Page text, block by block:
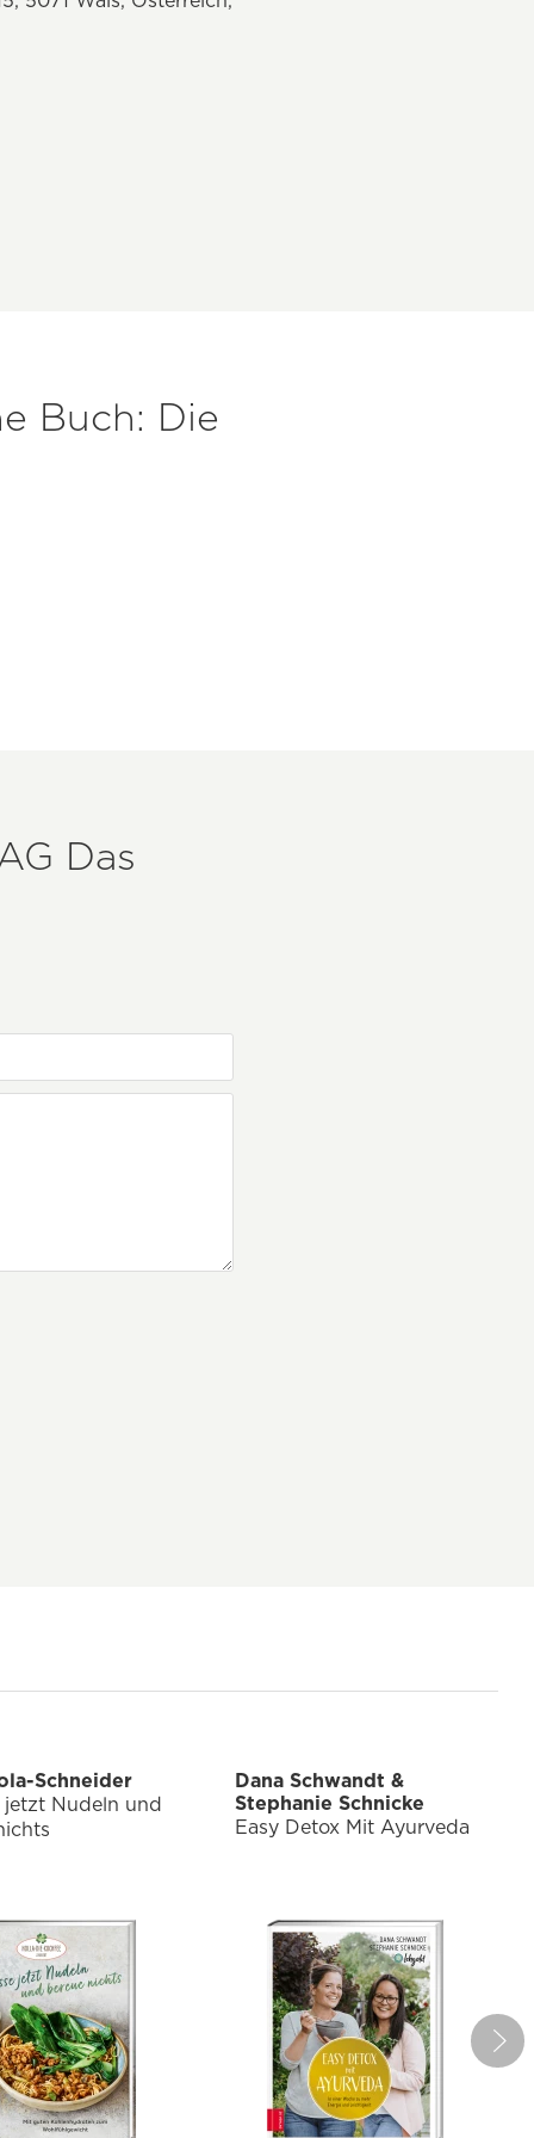
Buch: Die
Das
Schneider
jetzt Nudeln und
Dana Schwandt &
Stephanie Schnicke
Easy Detox Mit Ayurveda